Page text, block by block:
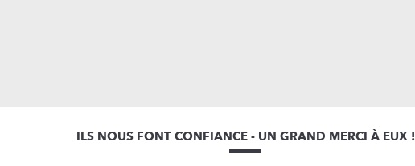
ILS NOUS FONT CONFIANCE - UN GRAND MERCI À EUX !